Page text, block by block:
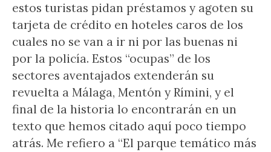
estos turistas pidan préstamos y agoten su
tarjeta de crédito en hoteles caros de los
cuales no se van a ir ni por las buenas ni
por la policía. Estos “ocupas” de los
sectores aventajados extenderán su
revuelta a Málaga, Mentón y Rímini, y el
final de la historia lo encontrarán en un
texto que hemos citado aquí poco tiempo
atrás. Me refiero a “El parque temático más